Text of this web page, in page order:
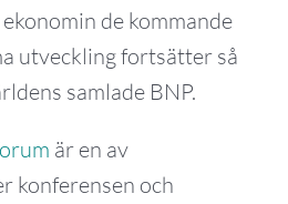
de kommande
utveckling fortsätter så
samlade BNP.
är en av
konferensen och